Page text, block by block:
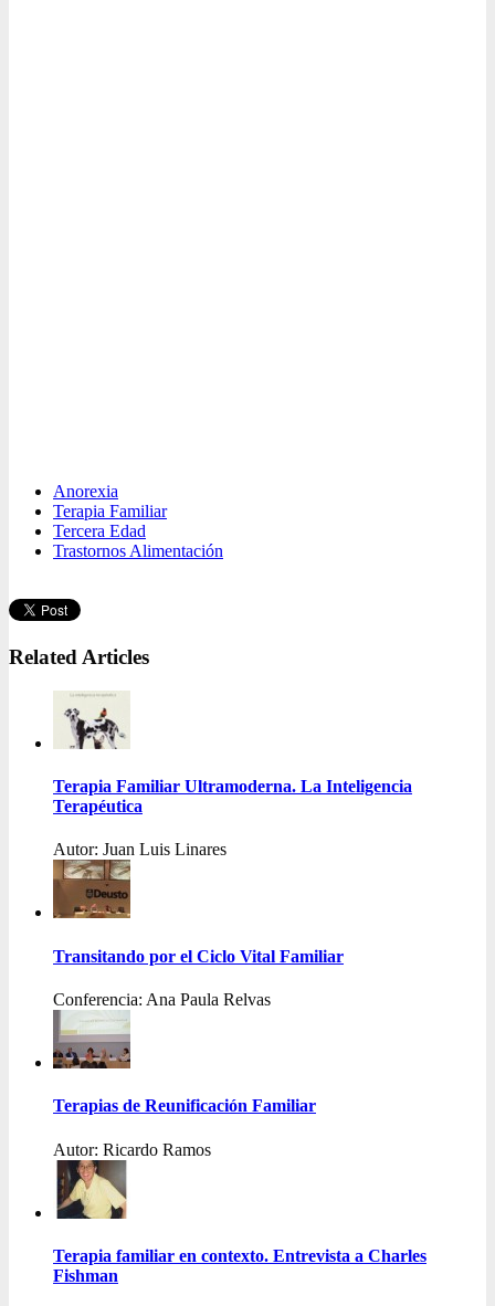
Anorexia
Terapia Familiar
Tercera Edad
Trastornos Alimentación
Related Articles
Terapia Familiar Ultramoderna. La Inteligencia
Terapéutica
Autor: Juan Luis Linares
Transitando por el Ciclo Vital Familiar
Conferencia: Ana Paula Relvas
Terapias de Reunificación Familiar
Autor: Ricardo Ramos
Terapia familiar en contexto. Entrevista a Charles
Fishman